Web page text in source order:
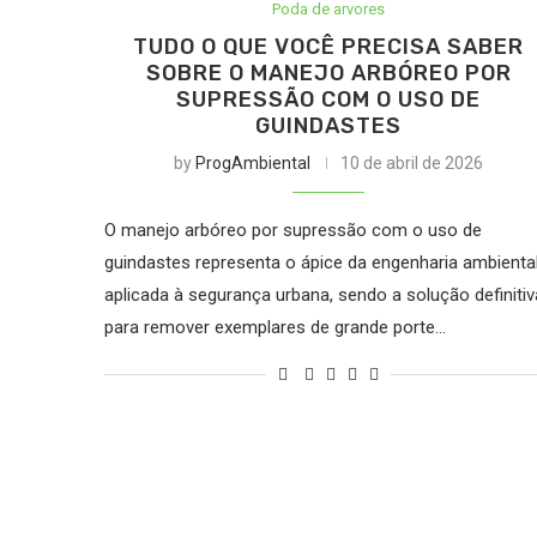
Poda de arvores
TUDO O QUE VOCÊ PRECISA SABER
SOBRE O MANEJO ARBÓREO POR
SUPRESSÃO COM O USO DE
GUINDASTES
by ProgAmbiental 10 de abril de 2026
O manejo arbóreo por supressão com o uso de
guindastes representa o ápice da engenharia
aplicada à segurança urbana, sendo a solução
para remover exemplares de grande porte…